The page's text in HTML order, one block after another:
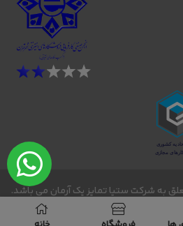
به شرکت ستیا تمایز یک آرمان می باشد.
bornosmode - 2026 -